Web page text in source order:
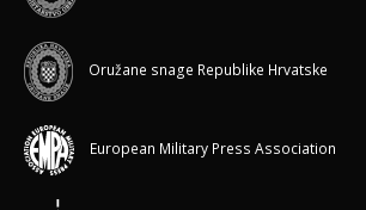
Oružane snage Republike Hrvatske
European Military Press Association